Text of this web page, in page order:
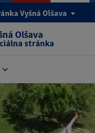
Vyšná Olšava
Olšava
stránka